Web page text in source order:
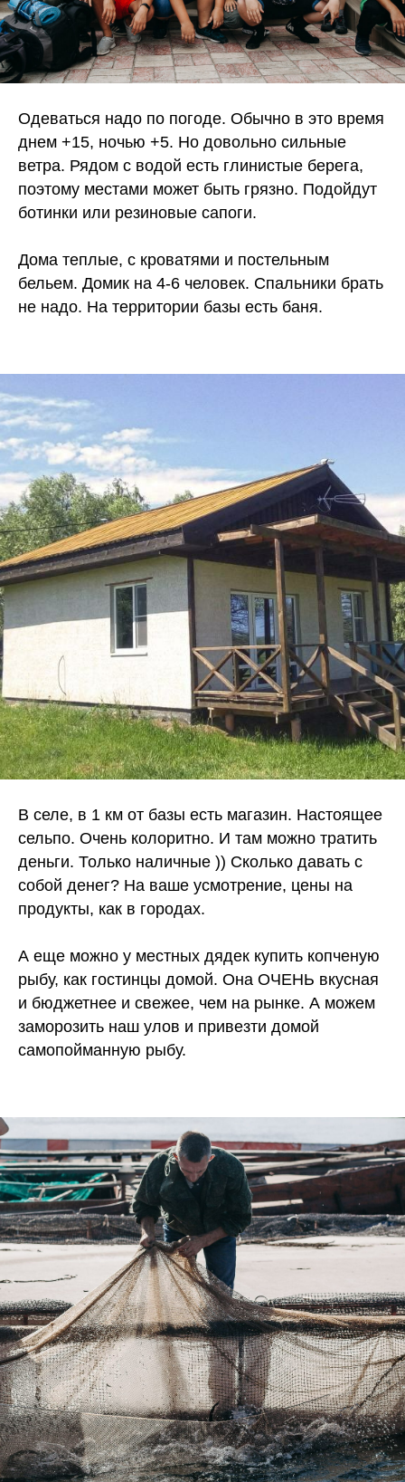
Одеваться надо по погоде. Обычно в это время
днем +15, ночью +5. Но довольно сильные
ветра. Рядом с водой есть глинистые берега,
поэтому местами может быть грязно. Подойдут
ботинки или резиновые сапоги.
Дома теплые, с кроватями и постельным
бельем. Домик на 4-6 человек. Спальники брать
не надо. На территории базы есть баня.
В селе, в 1 км от базы есть магазин. Настоящее
сельпо. Очень колоритно. И там можно тратить
деньги. Только наличные )) Сколько давать с
собой денег? На ваше усмотрение, цены на
продукты, как в городах.
А еще можно у местных дядек купить копченую
рыбу, как гостинцы домой. Она ОЧЕНЬ вкусная
и бюджетнее и свежее, чем на рынке. А можем
заморозить наш улов и привезти домой
самопойманную рыбу.